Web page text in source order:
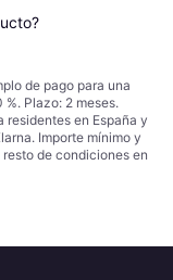
de pago para una
Plazo: 2 meses.
residentes en España y
Importe mínimo y
de condiciones en